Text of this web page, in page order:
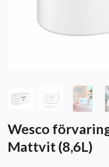
Wesco
Mattvit (8,6L)